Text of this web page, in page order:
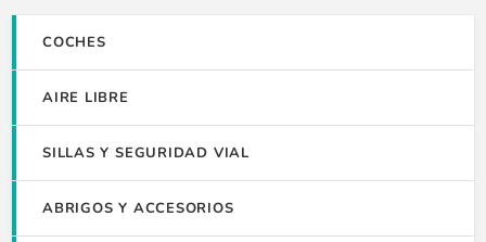
COCHES
AIRE LIBRE
SILLAS Y SEGURIDAD VIAL
ABRIGOS Y ACCESORIOS